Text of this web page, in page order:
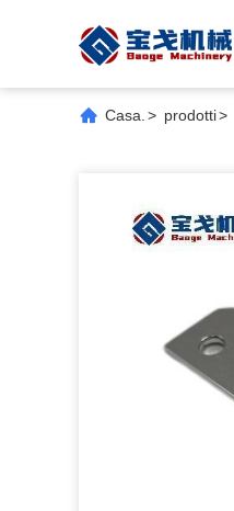
Casa. > prodotti>